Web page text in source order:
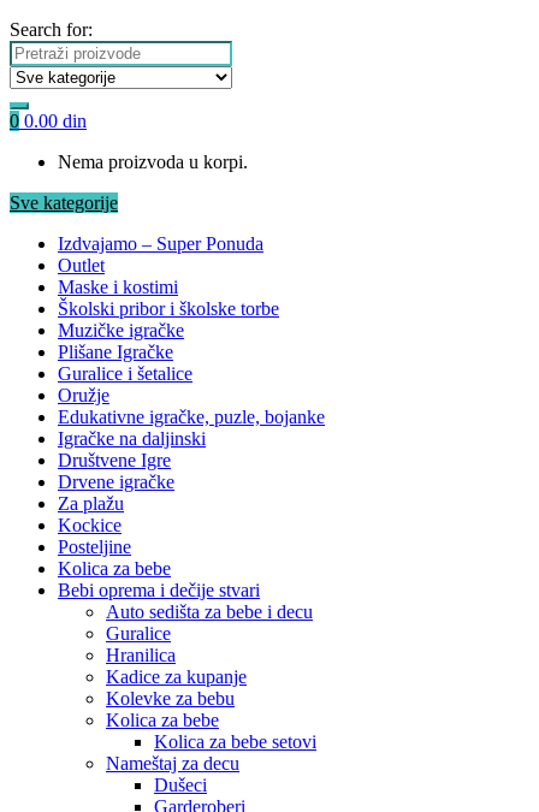
Search for:
0 0.00 din
Nema proizvoda u korpi.
Sve kategorije
Izdvajamo – Super Ponuda
Outlet
Maske i kostimi
Školski pribor i školske torbe
Muzičke igračke
Plišane Igračke
Guralice i šetalice
Oružje
Edukativne igračke, puzle, bojanke
Igračke na daljinski
Društvene Igre
Drvene igračke
Za plažu
Kockice
Posteljine
Kolica za bebe
Bebi oprema i dečije stvari
Auto sedišta za bebe i decu
Guralice
Hranilica
Kadice za kupanje
Kolevke za bebu
Kolica za bebe
Kolica za bebe setovi
Nameštaj za decu
Dušeci
Garderoberi